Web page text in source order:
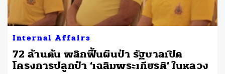
Internal Affairs
72 ล้านต้น พลิกฟื้นผืนป่า รัฐบาลเปิด
โครงการปลูกป่า ‘เฉลิมพระเกียรติ’ ในหลวง